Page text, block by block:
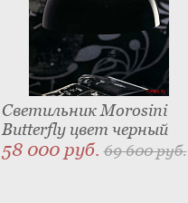
Светильник Morosini
Butterfly цвет черный
58 000 руб.69 600 руб.